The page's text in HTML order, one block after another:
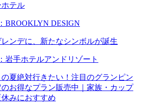
テル
BROOKLYN DESIGN
ンデに、新たなシンボルが誕生
岩手ホテルアンドリゾート
の夏絶対行きたい！注目のグランピン
お得なプラン販売中｜家族・カップ
みにおすすめ